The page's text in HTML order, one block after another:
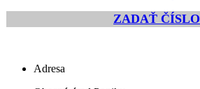
ZADAŤ ČÍSLO
Adresa